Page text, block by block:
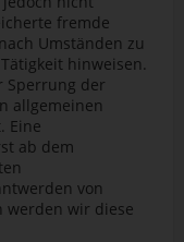
fremde
Umständen zu
hinweisen.
Sperrung der
allgemeinen
Eine
ab dem
von
werden wir diese